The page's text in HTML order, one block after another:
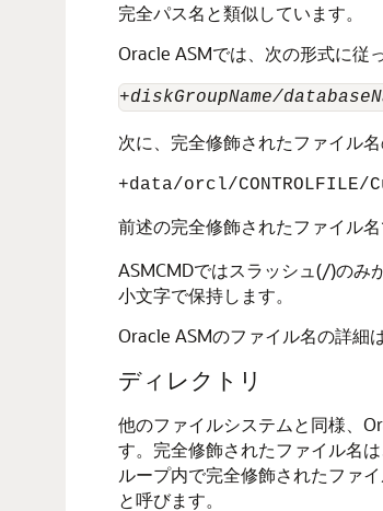
完全パス名と類似しています。
Oracle ASMでは、次の形式に従
+diskGroupName/
次に、完全修飾されたファイル名
+data/orcl/CONTROLFILE/
前述の完全修飾されたファイル名
ASMCMDではスラッシュ(/)のみ
小文字で保持します。
Oracle ASMのファイル名の詳細は
ディレクトリ
他のファイルシステムと同様、
す。完全修飾されたファイル名
ループ内で完全修飾されたファ
と呼びます。